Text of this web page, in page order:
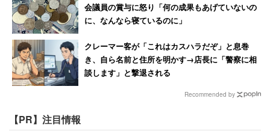
会議員の賞与に怒り「何の成果もあげていないの
に、なんなら寝ているのに」
クレーマー客が「これはカスハラだぞ」と息巻
き、自ら名前と住所を明かす→店長に「警察に相
談します」と撃退される
Recommended by
【PR】注目情報